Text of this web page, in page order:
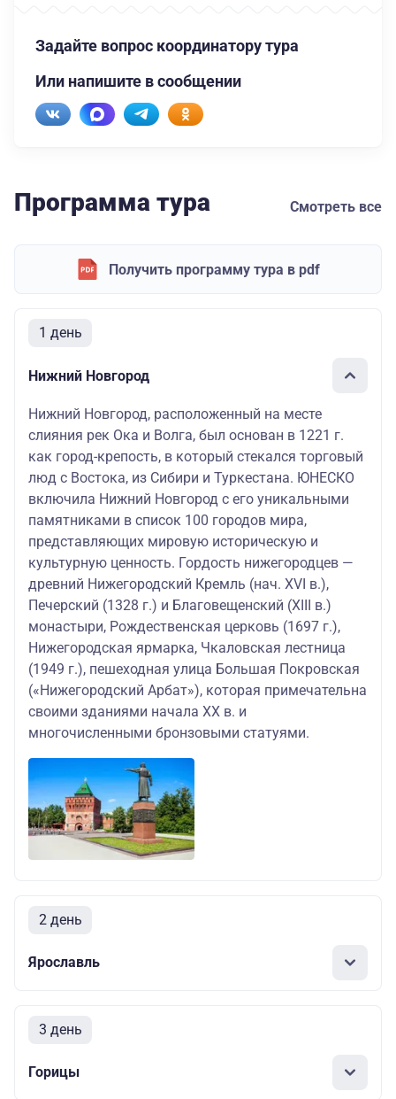
Задайте вопрос координатору тура
Или напишите в сообщении
Программа тура Смотреть все
Получить программу тура в pdf
1 день
Нижний Новгород
Нижний Новгород, расположенный на месте
слияния рек Ока и Волга, был основан в 1221 г.
как город-крепость, в который стекался торговый
люд с Востока, из Сибири и Туркестана. ЮНЕСКО
включила Нижний Новгород с его уникальными
памятниками в список 100 городов мира,
представляющих мировую историческую и
культурную ценность. Гордость нижегородцев —
древний Нижегородский Кремль (нач. XVI в.),
Печерский (1328 г.) и Благовещенский (XIII в.)
монастыри, Рождественская церковь (1697 г.),
Нижегородская ярмарка, Чкаловская лестница
(1949 г.), пешеходная улица Большая Покровская
(«Нижегородский Арбат»), которая примечательна
своими зданиями начала XX в. и
многочисленными бронзовыми статуями.
2 день
Ярославль
3 день
Горицы